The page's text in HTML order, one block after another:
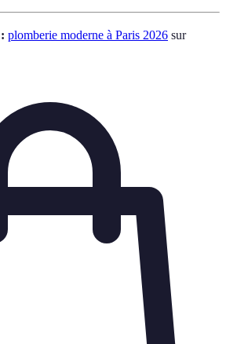
plomberie moderne à Paris 2026 sur